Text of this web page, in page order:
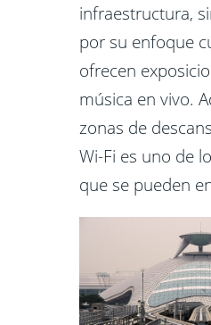
infraestructura,
por su enfoque
ofrecen
música en vivo.
zonas de
Wi-Fi es uno de
que se pueden